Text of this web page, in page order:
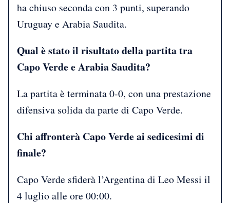
ha chiuso seconda con 3 punti, superando
Uruguay e Arabia Saudita.
Qual è stato il risultato della partita tra
Capo Verde e Arabia Saudita?
La partita è terminata 0-0, con una prestazione
difensiva solida da parte di Capo Verde.
Chi affronterà Capo Verde ai sedicesimi di
finale?
Capo Verde sfiderà l’Argentina di Leo Messi il
4 luglio alle ore 00:00.